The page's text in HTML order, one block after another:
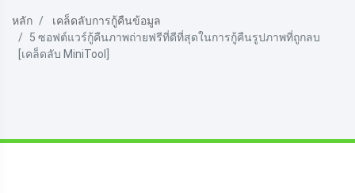
หลัก
เคล็ดลับการกู้คืนข้อมูล
5 ซอฟต์แวร์กู้คืนภาพถ่ายฟรีที่ดีที่สุดในการกู้คืนรูปภาพที่ถูกลบ
[เคล็ดลับ MiniTool]